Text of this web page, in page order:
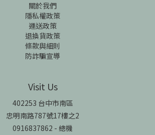
關於我們
隱私權政策
運送政策
退換貨政策
條款與細則
防詐騙宣導
Visit Us
402253 台中市南區
忠明南路787號17樓之2
0916837862 - 總機